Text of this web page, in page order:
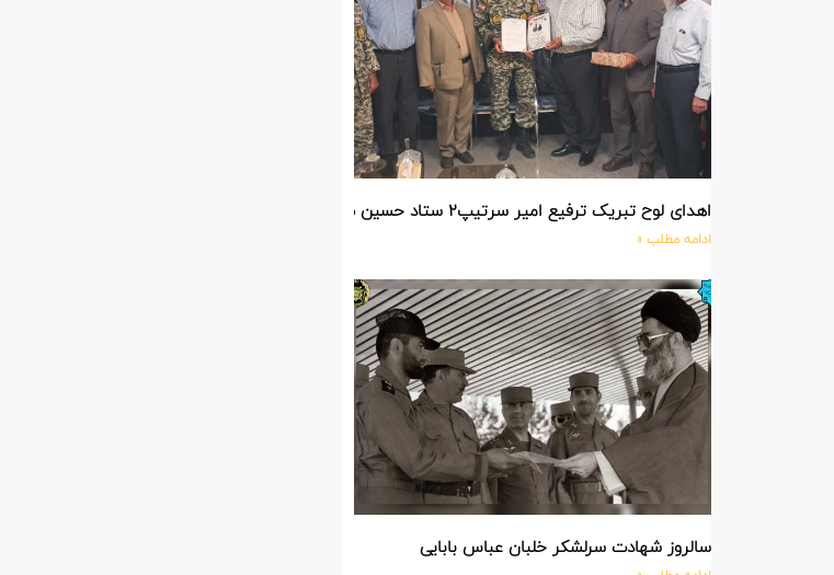
اهدای لوح تبریک ترفیع امیر سرتیپ۲ ستاد حسین صادق زاده فرمانده تیپ ۲۵ واکنش سریع شهید آبگون نزاجا مستقر در تبریز
ادامه مطلب »
سالروز شهادت سرلشکر خلبان عباس بابایی